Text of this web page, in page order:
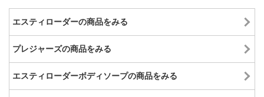
エスティローダーの商品をみる
プレジャーズの商品をみる
エスティローダーボディソープの商品をみる